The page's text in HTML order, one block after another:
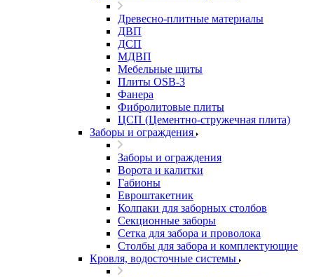
Древесно-плитные материалы
ДВП
ДСП
МДВП
Мебельные щиты
Плиты OSB-3
Фанера
Фибролитовые плиты
ЦСП (Цементно-стружечная плита)
Заборы и ограждения
Заборы и ограждения
Ворота и калитки
Габионы
Евроштакетник
Колпаки для заборных столбов
Секционные заборы
Сетка для забора и проволока
Столбы для забора и комплектующие
Кровля, водосточные системы